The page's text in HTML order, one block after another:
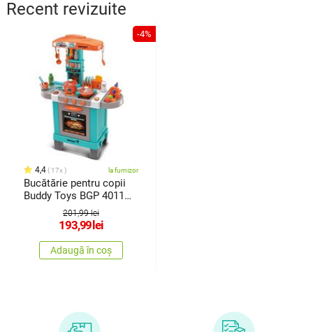
Recent revizuite
-4%
4,4 17x la furnizor
Bucătărie pentru copii
Buddy Toys BGP 4011
Joly Petit , 88 x 64 x 29
201,99 lei
193,99lei
Adaugă în coș